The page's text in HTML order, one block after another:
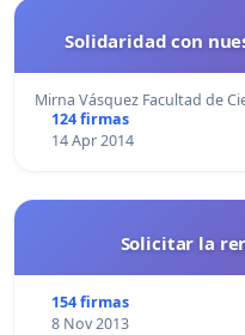
Solidaridad con
Mirna Vásquez Facultad de
124 firmas
14 Apr 2014
Solicitar la
154 firmas
8 Nov 2013